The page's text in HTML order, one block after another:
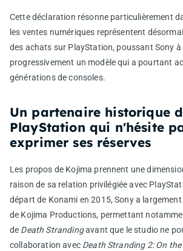
Cette déclaration résonne particulièrement
les ventes numériques représentent
des achats sur PlayStation, poussant Sony
progressivement un modèle qui a pourtant
générations de consoles.
Un partenaire historique
PlayStation qui n'hésite
exprimer ses réserves
Les propos de Kojima prennent une
raison de sa relation privilégiée avec
départ de Konami en 2015, Sony a
de Kojima Productions, permettant
de Death Strandingavant que le studio ne
collaboration avec Death Stranding 2: On the